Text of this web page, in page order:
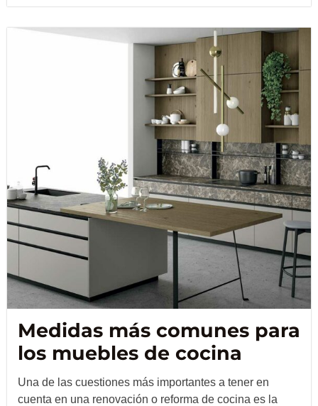
Medidas más comunes para
los muebles de cocina
Una de las cuestiones más importantes a tener en
cuenta en una renovación o reforma de cocina es la